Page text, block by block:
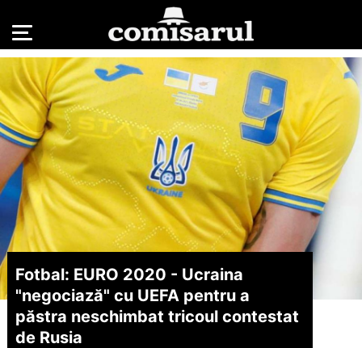
Fotbal: EURO 2020 - Ucraina
"negociază" cu UEFA pentru a
păstra neschimbat tricoul contestat
de Rusia